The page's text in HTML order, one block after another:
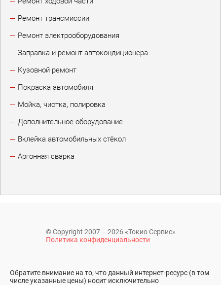
Ремонт трансмиссии
Ремонт электрооборудования
Заправка и ремонт автокондиционера
Кузовной ремонт
Покраска автомобиля
Мойка, чистка, полировка
Дополнительное оборудование
Вклейка автомобильных стёкол
Аргонная сварка
© Copyright 2007 – 2026 «Токио Сервис»
Политика конфиденциальности
Обратите внимание на то, что данный интернет-ресурс (в том
числе указанные цены) носит исключительно